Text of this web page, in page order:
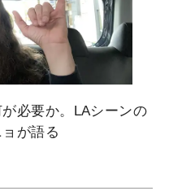
必要か。LAシーンの
が語る